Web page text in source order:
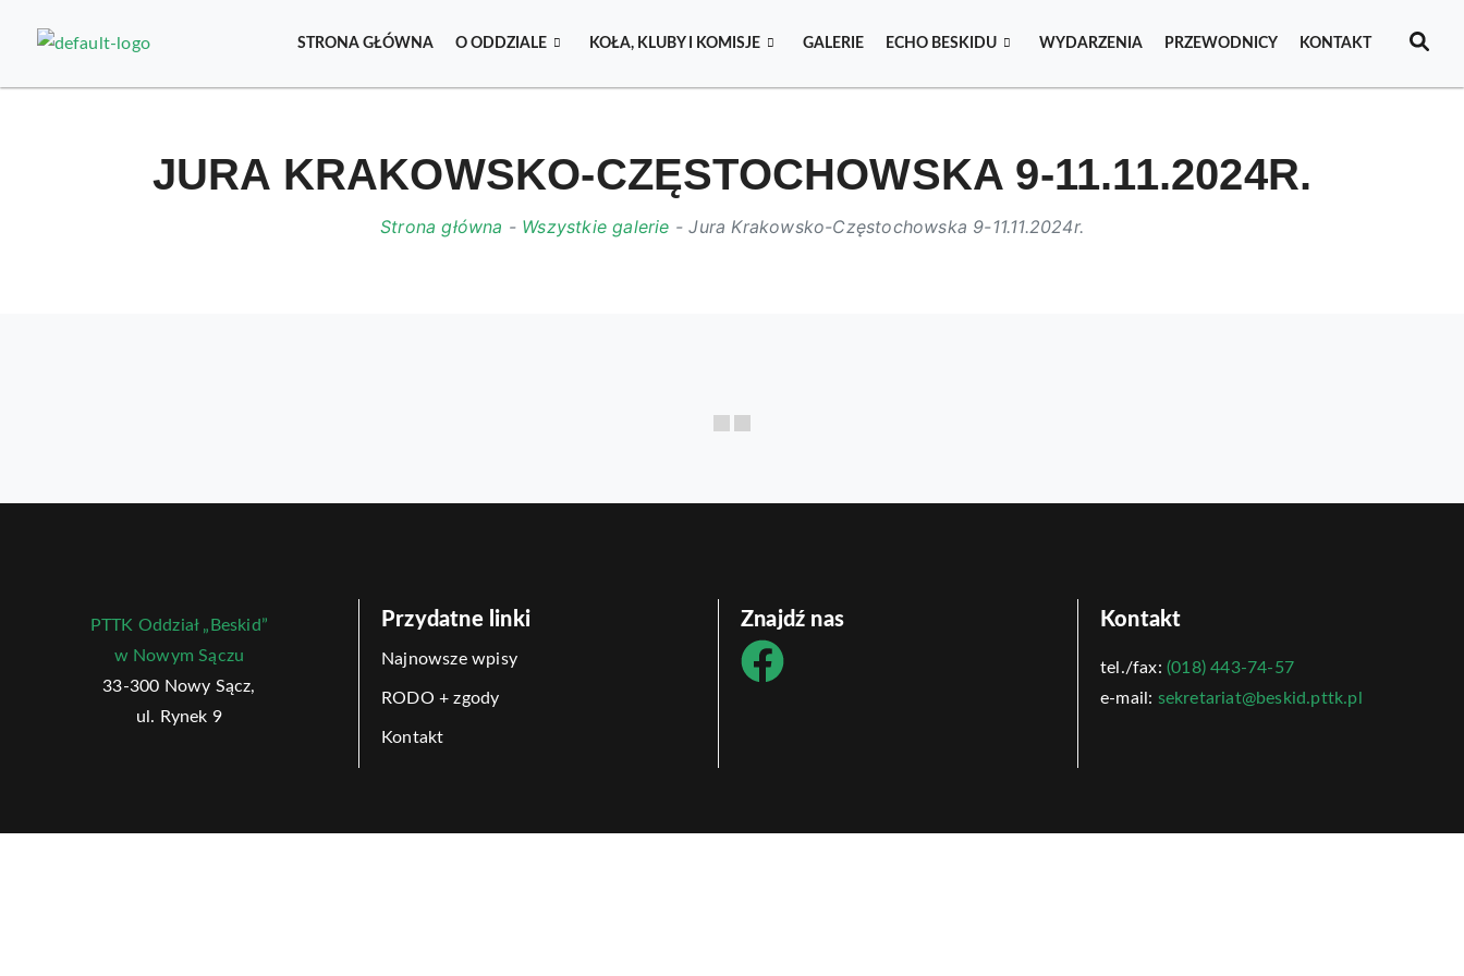
STRONA GŁÓWNA O ODDZIALE KOŁA, KLUBY I KOMISJE GALERIE ECHO BESKIDU WYDARZENIA PRZEWODNICY KONTAKT
JURA KRAKOWSKO-CZĘSTOCHOWSKA 9-11.11.2024R.
Strona główna - Wszystkie galerie -Jura Krakowsko-Częstochowska 9-11.11.2024r.
PTTK Oddział „Beskid”
w Nowym Sączu
33-300 Nowy Sącz,
ul. Rynek 9
Przydatne linki
Najnowsze wpisy
RODO + zgody
Kontakt
Znajdź nas Kontakt
tel./fax:(018) 443-74-57
e-mail: sekretariat@beskid.pttk.pl